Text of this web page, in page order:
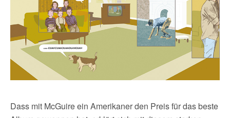
Dass mit McGuire ein Amerikaner den Preis für das beste